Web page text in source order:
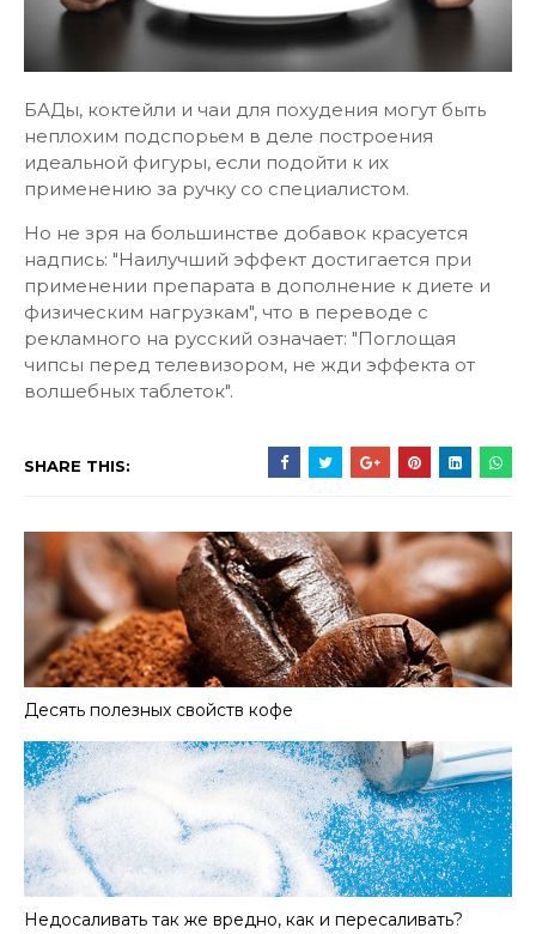
БАДы, коктейли и чаи для похудения могут быть
неплохим подспорьем в деле построения
идеальной фигуры, если подойти к их
применению за ручку со специалистом.
Но не зря на большинстве добавок красуется
надпись: "Наилучший эффект достигается при
применении препарата в дополнение к диете и
физическим нагрузкам", что в переводе с
рекламного на русский означает: "Поглощая
чипсы перед телевизором, не жди эффекта от
волшебных таблеток".
SHARE THIS:
Десять полезных свойств кофе
Недосаливать так же вредно, как и пересаливать?